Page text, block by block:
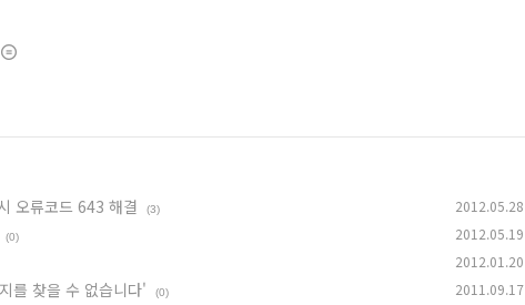
류코드 643 해결
(3) 2012.05.28
(0) 2012.05.19
2012.01.20
를 찾을 수 없습니다' (0) 2011.09.17